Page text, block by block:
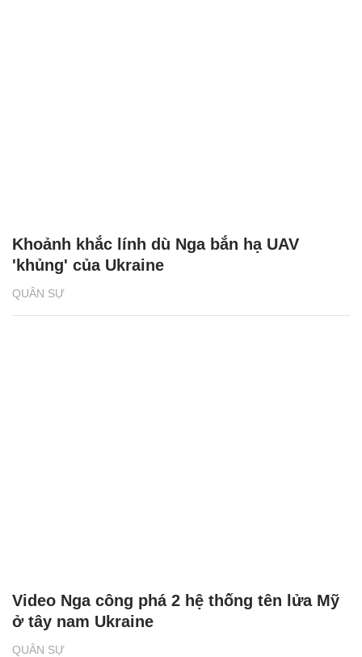
QUÂN SỰ
Khoảnh khắc lính dù Nga bắn hạ UAV
'khủng' của Ukraine
QUÂN SỰ
Video Nga công phá 2 hệ thống tên lửa Mỹ
ở tây nam Ukraine